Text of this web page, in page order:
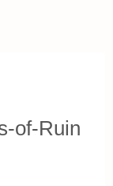
of-Ruin